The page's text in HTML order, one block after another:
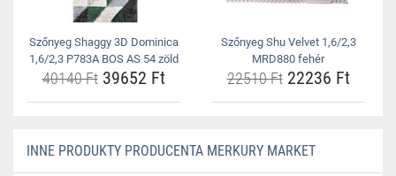
Szőnyeg Shaggy 3D Dominica
1,6/2,3 P783A BOS AS 54 zöld
40140 Ft39652 Ft
Szőnyeg Shu Velvet 1,6/2,3
MRD880 fehér
22510 Ft22236 Ft
INNE PRODUKTY PRODUCENTA MERKURY MARKET